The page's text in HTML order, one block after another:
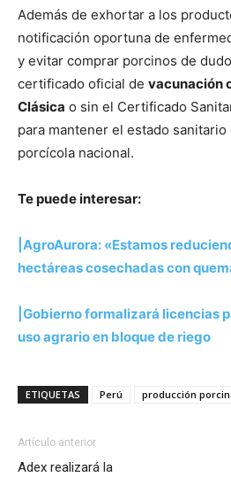
Además de exhortar a los
notificación oportuna de
y evitar comprar porcinos de
certificado oficial de vacunación
Clásica o sin el Certificado
para mantener el estado
porcícola nacional.
Te puede interesar:
|AgroAurora: «Estamos
hectáreas cosechadas con
|Gobierno formalizará licencias
uso agrario en bloque de riego
ETIQUETAS Perú producción
Artículo anterior
Adex realizará la